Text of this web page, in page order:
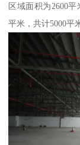
区域面积为2600
平米，共计5000平